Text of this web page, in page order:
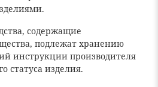
содержащие
подлежат хранению
инструкции производителя
статуса изделия.